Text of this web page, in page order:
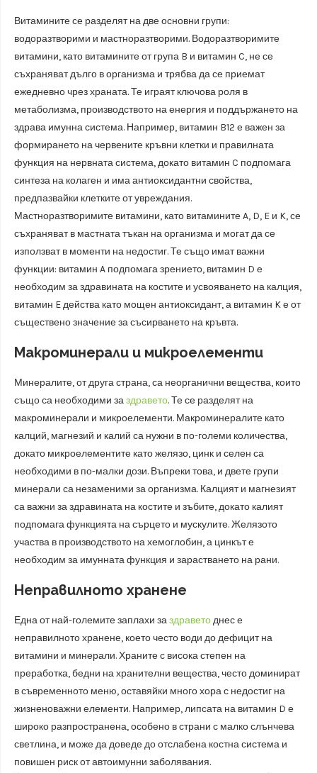
Витамините се разделят на две основни групи:
водоразтворими и мастноразтворими. Водоразтворимите
витамини, като витамините от група B и витамин C, не се
съхраняват дълго в организма и трябва да се приемат
ежедневно чрез храната. Те играят ключова роля в
метаболизма, производството на енергия и поддържането на
здрава имунна система. Например, витамин B12 е важен за
формирането на червените кръвни клетки и правилната
функция на нервната система, докато витамин C подпомага
синтеза на колаген и има антиоксидантни свойства,
предпазвайки клетките от увреждания.
Мастноразтворимите витамини, като витамините A, D, E и K, се
съхраняват в мастната тъкан на организма и могат да се
използват в моменти на недостиг. Те също имат важни
функции: витамин A подпомага зрението, витамин D е
необходим за здравината на костите и усвояването на калция,
витамин E действа като мощен антиоксидант, а витамин K е от
съществено значение за съсирването на кръвта.
Макроминерали и микроелементи
Минералите, от друга страна, са неорганични вещества, които
също са необходими заздравето. Те се разделят на
макроминерали и микроелементи. Макроминералите като
калций, магнезий и калий са нужни в по-големи количества,
докато микроелементите като желязо, цинк и селен са
необходими в по-малки дози. Въпреки това, и двете групи
минерали са незаменими за организма. Калцият и магнезият
са важни за здравината на костите и зъбите, докато калият
подпомага функцията на сърцето и мускулите. Желязото
участва в производството на хемоглобин, а цинкът е
необходим за имунната функция и зарастването на рани.
Неправилното хранене
Една от най-големите заплахи заздраветоднес е
неправилното хранене, което често води до дефицит на
витамини и минерали. Храните с висока степен на
преработка, бедни на хранителни вещества, често доминират
в съвременното меню, оставяйки много хора с недостиг на
жизненоважни елементи. Например, липсата на витамин D е
широко разпространена, особено в страни с малко слънчева
светлина, и може да доведе до отслабена костна система и
повишен риск от автоимунни заболявания.